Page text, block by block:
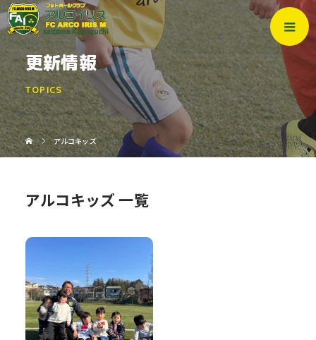
更新情報
TOPICS
アルコキッズ
アルコキッズ 一覧